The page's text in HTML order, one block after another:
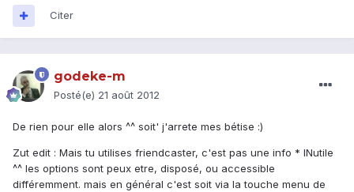
Citer
godeke-m
Posté(e) 21 août 2012
De rien pour elle alors ^^ soit' j'arrete mes bétise :)
Zut edit : Mais tu utilises friendcaster, c'est pas une info * INutile
^^ les options sont peux etre, disposé, ou accessible
différemment. mais en général c'est soit via la touche menu de